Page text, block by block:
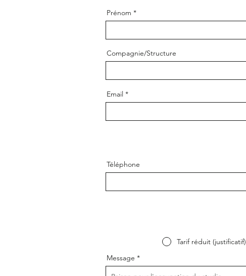
Prénom
Compagnie/Structure
Email
Téléphone
Tarif réduit (justificatif)
Message